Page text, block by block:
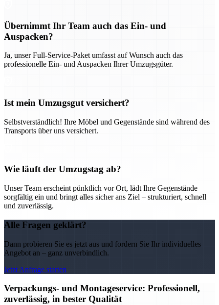
Übernimmt Ihr Team auch das Ein- und
Auspacken?
Ja, unser Full-Service-Paket umfasst auf Wunsch auch das
professionelle Ein- und Auspacken Ihrer Umzugsgüter.
Ist mein Umzugsgut versichert?
Selbstverständlich! Ihre Möbel und Gegenstände sind während des
Transports über uns versichert.
Wie läuft der Umzugstag ab?
Unser Team erscheint pünktlich vor Ort, lädt Ihre Gegenstände
sorgfältig ein und bringt alles sicher ans Ziel – strukturiert, schnell
und zuverlässig.
Alle Fragen geklärt?
Dann probieren Sie es jetzt aus und fordern Sie Ihr individuelles
Angebot an – ganz unverbindlich.
Jetzt Anfrage starten
Verpackungs- und Montageservice: Professionell,
zuverlässig, in bester Qualität